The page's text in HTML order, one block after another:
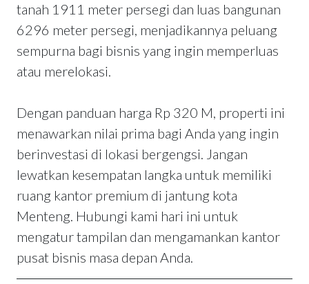
tanah 1911 meter persegi dan luas bangunan
6296 meter persegi, menjadikannya peluang
sempurna bagi bisnis yang ingin memperluas
atau merelokasi.
Dengan panduan harga Rp 320 M, properti ini
menawarkan nilai prima bagi Anda yang ingin
berinvestasi di lokasi bergengsi. Jangan
lewatkan kesempatan langka untuk memiliki
ruang kantor premium di jantung kota
Menteng. Hubungi kami hari ini untuk
mengatur tampilan dan mengamankan kantor
pusat bisnis masa depan Anda.